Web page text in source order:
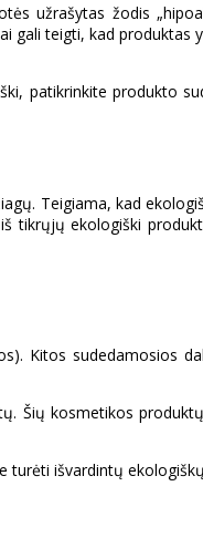
užrašytas žodis
teigti, kad produktas
patikrinkite produkto
Teigiama, kad
tikrųjų ekologiški
Kitos sudedamosios
Šių kosmetikos
turėti išvardintų